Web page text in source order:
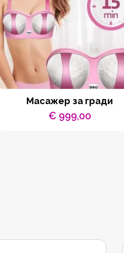
Масажер за гради
€999,00